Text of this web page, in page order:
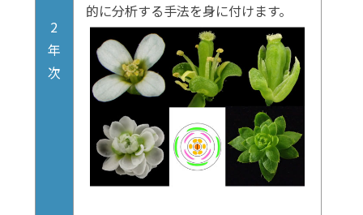
2
年
次
的に分析する手法を身に付けます。